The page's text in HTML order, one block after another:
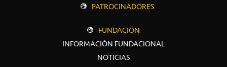
PATROCINADORES
FUNDACIÓN
INFORMACIÓN FUNDACIONAL
NOTICIAS